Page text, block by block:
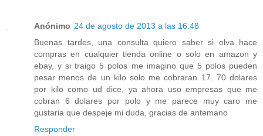
Anónimo 24 de agosto de 2013 a las 16:48
Buenas tardes, una consulta quiero saber si olva hace
compras en cualquier tienda online o solo en amazon y
ebay, y si traigo 5 polos me imagino que 5 polos pueden
pesar menos de un kilo solo me cobraran 17. 70 dolares
por kilo como ud dice, ya ahora uso empresas que me
cobran 6 dolares por polo y me parece muy caro me
gustaria que despeje mi duda, gracias de antemano
Responder